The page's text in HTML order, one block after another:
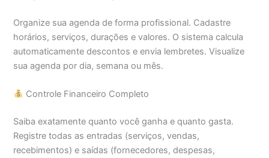
Organize sua agenda de forma profissional. Cadastre
horários, serviços, durações e valores. O sistema calcula
automaticamente descontos e envia lembretes. Visualize
sua agenda por dia, semana ou mês.
Controle Financeiro Completo
Saiba exatamente quanto você ganha e quanto gasta.
Registre todas as entradas (serviços, vendas,
recebimentos) e saídas (fornecedores, despesas,